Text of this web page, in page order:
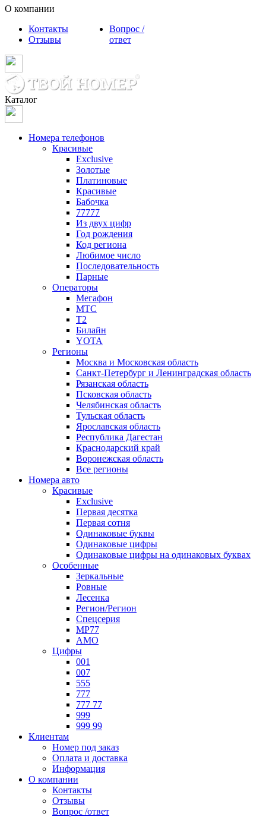
О компании
Контакты
Отзывы
Вопрос /
ответ
Каталог
Номера телефонов
Красивые
Exclusive
Золотые
Платиновые
Красивые
Бабочка
77777
Из двух цифр
Год рождения
Код региона
Любимое число
Последовательность
Парные
Операторы
Мегафон
МТС
Т2
Билайн
YOTA
Регионы
Москва и Московская область
Санкт-Петербург и Ленинградская область
Рязанская область
Псковская область
Челябинская область
Тульская область
Ярославская область
Республика Дагестан
Краснодарский край
Воронежская область
Все регионы
Номера авто
Красивые
Exclusive
Первая десятка
Первая сотня
Одинаковые буквы
Одинаковые цифры
Одинаковые цифры на одинаковых буквах
Особенные
Зеркальные
Ровные
Лесенка
Регион/Регион
Спецсерия
МР77
АМО
Цифры
001
007
555
777
777 77
999
999 99
Клиентам
Номер под заказ
Оплата и доставка
Информация
О компании
Контакты
Отзывы
Вопрос /ответ